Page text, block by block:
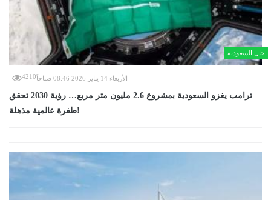
حال السعودية
الأربعاء 14 يناير 2026 08:46 صباحاً 4210
ترامب يغزو السعودية بمشروع 2.6 مليون متر مربع… رؤية 2030 تحقق
طفرة عالمية مذهلة!